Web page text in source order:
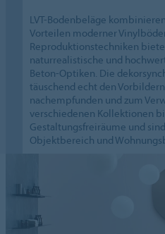
LVT-Bodenbeläge
Vorteilen moderner
Reproduktionstechniken
naturrealistische und
Beton-Optiken. Die
täuschend echt den
nachempfunden und zum
verschiedenen Kollektionen
Gestaltungsfreiräume und
Objektbereich und